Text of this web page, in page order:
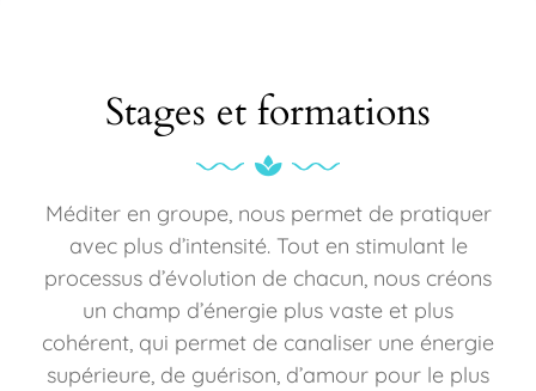
Stages et formations
Méditer en groupe, nous permet de pratiquer
avec plus d’intensité. Tout en stimulant le
processus d’évolution de chacun, nous créons
un champ d’énergie plus vaste et plus
cohérent, qui permet de canaliser une énergie
supérieure, de guérison, d’amour pour le plus